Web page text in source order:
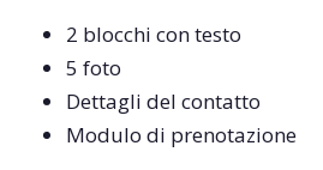
2 blocchi con testo
5 foto
Dettagli del contatto
Modulo di prenotazione